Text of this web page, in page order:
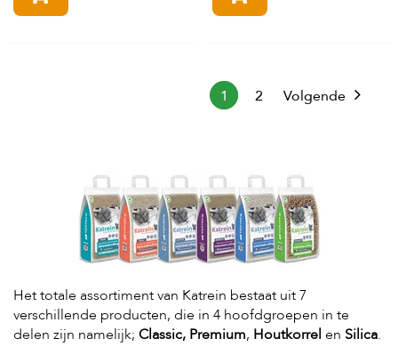
1 2 Volgende
Het totale assortiment van Katrein bestaat uit 7
verschillende producten, die in 4 hoofdgroepen in te
delen zijn namelijk; Classic, Premium, Houtkorrel en Silica.